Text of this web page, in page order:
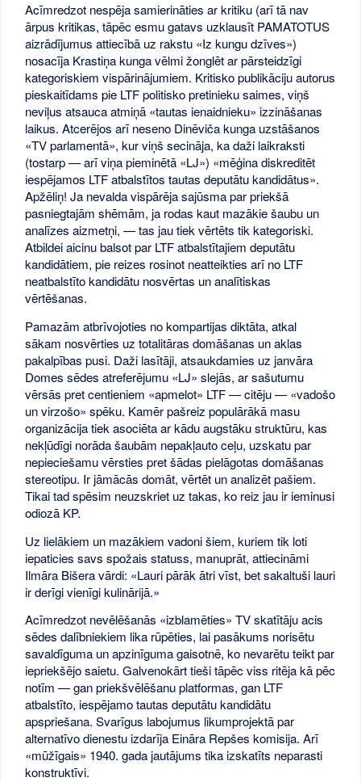
Acīmredzot nespēja samierināties ar kritiku (arī tā nav
ārpus kritikas, tāpēc esmu gatavs uzklausīt PAMATOTUS
aizrādījumus attiecībā uz rakstu «Iz kungu dzīves»)
nosacīja Krastiņa kunga vēlmi žonglēt ar pārsteidzīgi
kategoriskiem vispārinājumiem. Kritisko publikāciju autorus
pieskaitīdams pie LTF politisko pretinieku saimes, viņš
neviļus atsauca atmiņā «tautas ienaidnieku» izzināšanas
laikus. Atcerējos arī neseno Dinēviča kunga uzstāšanos
«TV parlamentā», kur viņš secināja, ka daži laikraksti
(tostarp — arī viņa pieminētā «LJ») «mēģina diskreditēt
iespējamos LTF atbalstītos tautas deputātu kandidātus».
Apžēliņ! Ja nevalda vispārēja sajūsma par priekšā
pasniegtajām shēmām, ja rodas kaut mazākie šaubu un
analīzes aizmetņi, — tas jau tiek vērtēts tik kategoriski.
Atbildei aicinu balsot par LTF atbalstītajiem deputātu
kandidātiem, pie reizes rosinot neatteikties arī no LTF
neatbalstīto kandidātu nosvērtas un analītiskas
vērtēšanas.
Pamazām atbrīvojoties no kompartijas diktāta, atkal
sākam nosvērties uz totalitāras domāšanas un aklas
pakalpības pusi. Daži lasītāji, atsaukdamies uz janvāra
Domes sēdes atreferējumu «LJ» slejās, ar sašutumu
vērsās pret centieniem «apmelot» LTF — citēju — «vadošo
un virzošo» spēku. Kamēr pašreiz populārākā masu
organizācija tiek asociēta ar kādu augstāku struktūru, kas
nekļūdīgi norāda šaubām nepakļauto ceļu, uzskatu par
nepieciešamu vērsties pret šādas pielāgotas domāšanas
stereotipu. Ir jāmācās domāt, vērtēt un analizēt pašiem.
Tikai tad spēsim neuzskriet uz takas, ko reiz jau ir ieminusi
odiozā KP.
Uz lielākiem un mazākiem vadoni šiem, kuriem tik loti
iepaticies savs spožais statuss, manuprāt, attiecināmi
Ilmāra Bišera vārdi: «Lauri pārāk ātri vīst, bet sakaltuši lauri
ir derīgi vienīgi kulinārijā.»
Acīmredzot nevēlēšanās «izblamēties» TV skatītāju acis
sēdes dalībniekiem lika rūpēties, lai pasākums norisētu
savaldīguma un apzinīguma gaisotnē, ko nevarētu teikt par
iepriekšējo saietu. Galvenokārt tieši tāpēc viss ritēja kā pēc
notīm — gan priekšvēlēšanu platformas, gan LTF
atbalstīto, iespējamo tautas deputātu kandidātu
apspriešana. Svarīgus labojumus likumprojektā par
alternatīvo dienestu izdarīja Eināra Repšes komisija. Arī
«mūžīgais» 1940. gada jautājums tika izskatīts neparasti
konstruktīvi.